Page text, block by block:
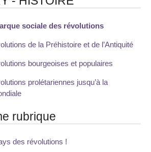
sociale des révolutions
de la Préhistoire et de l’Antiquité
bourgeoises et populaires
prolétariennes jusqu’à la
rubrique
des révolutions !